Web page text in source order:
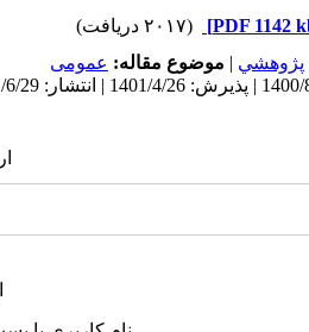
(۲۰۱۷ دریافت)
پژوهشي | موضوع مقاله: عمومى